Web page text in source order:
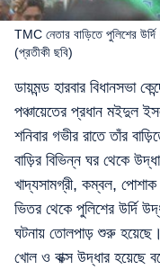
TMC নেতার বাড়িতে পুলিশের
(প্রতীকী ছবি)
ডায়মন্ড হারবার বিধানসভা
পঞ্চায়েতের প্রধান মইদুল
শনিবার গভীর রাতে তাঁর
বাড়ির বিভিন্ন ঘর থেকে
খাদ্যসামগ্রী, কম্বল,
ভিতর থেকে পুলিশের উর্দি
ঘটনায় তোলপাড় শুরু হয়েছে।
খোল ও বাক্স উদ্ধার হয়েছে